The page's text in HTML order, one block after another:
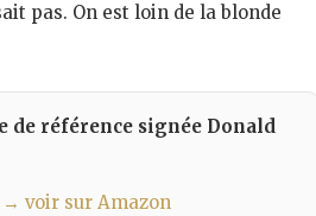
pas. On est loin de la blonde
de référence signée Donald
→ voir sur Amazon